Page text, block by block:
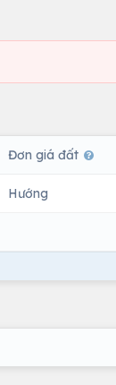
Đơn giá đất
Hướng